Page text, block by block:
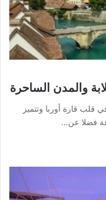
والمدن الساحرة
قلب قارة أوربا وتتميز
فضلا عن…